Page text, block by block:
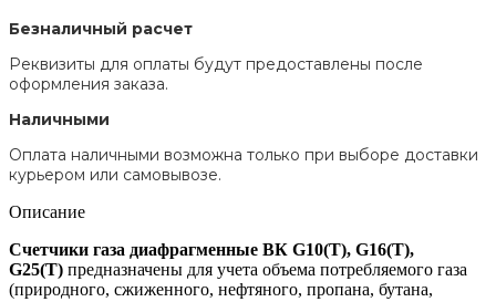
Безналичный расчет
Реквизиты для оплаты будут предоставлены после
оформления заказа.
Наличными
Оплата наличными возможна только при выборе доставки
курьером или самовывозе.
Описание
Счетчики газа диафрагменные ВК G10(T), G16(T),
G25(T) предназначены для учета объема потребляемого газа
(природного, сжиженного, нефтяного, пропана, бутана,